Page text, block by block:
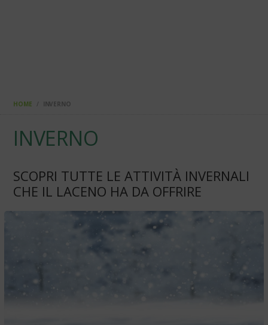
HOME INVERNO
INVERNO
SCOPRI TUTTE LE ATTIVITÀ INVERNALI
CHE IL LACENO HA DA OFFRIRE